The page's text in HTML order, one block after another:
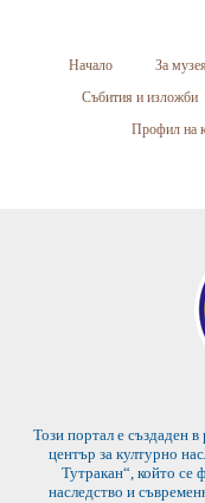
Начало За музея
Събития и изложби
Профил на
Този портал е създаден
център за културно
Тутракан“, който се
наследство и